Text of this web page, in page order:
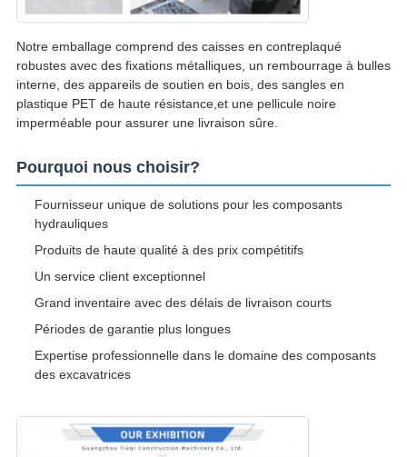
Notre emballage comprend des caisses en contreplaqué
robustes avec des fixations métalliques, un rembourrage à bulles
interne, des appareils de soutien en bois, des sangles en
plastique PET de haute résistance,et une pellicule noire
imperméable pour assurer une livraison sûre.
Pourquoi nous choisir?
Fournisseur unique de solutions pour les composants
hydrauliques
Produits de haute qualité à des prix compétitifs
Un service client exceptionnel
Grand inventaire avec des délais de livraison courts
Périodes de garantie plus longues
Expertise professionnelle dans le domaine des composants
des excavatrices